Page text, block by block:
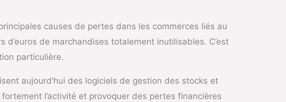
causes de pertes dans les commerces liés au
de marchandises totalement inutilisables. C’est
particulière.
aujourd’hui des logiciels de gestion des stocks et
l’activité et provoquer des pertes financières